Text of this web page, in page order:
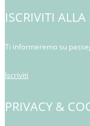
ISCRIVITI ALLA
Ti informeremo su
Iscriviti
PRIVACY &